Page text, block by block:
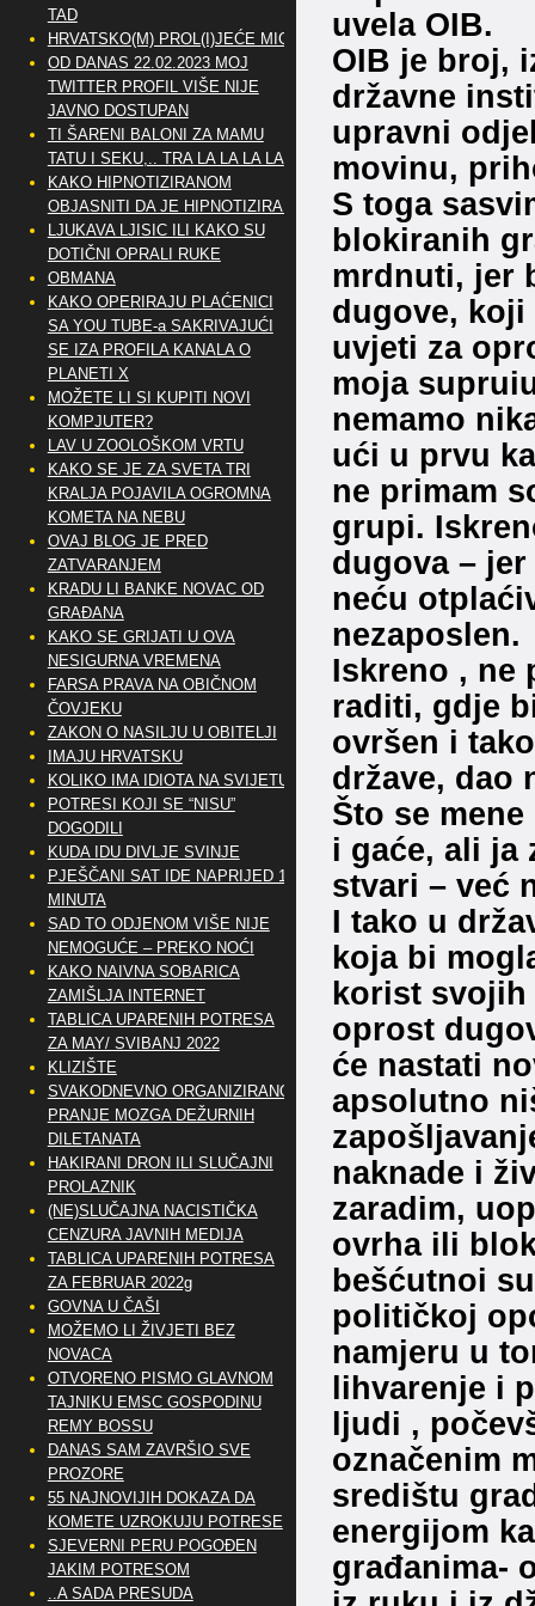
uvela OIB.
OIB je broj,
državne
upravni
movinu,
S toga
blokiranih
mrdnuti, jer
dugove,
uvjeti za
moja
nemamo
ući u prvu
ne primam
grupi.
dugova –
neću
nezaposlen.
Iskreno , ne
raditi, gdje
ovršen i
države, dao
Što se
i gaće, ali ja
stvari – već
I tako u
koja bi
korist svojih
oprost
će nastati
apsolutno
naknade i
zaradim,
ovrha ili
bešćutnoi
političkoj
namjeru u
lihvarenje i
ljudi ,
označenim
središtu
energijom
građanima-
TAD
HRVATSKO(M) PROL(I)JEĆE MIG
OD DANAS 22.02.2023 MOJ
TWITTER PROFIL VIŠE NIJE
JAVNO DOSTUPAN
TI ŠARENI BALONI ZA MAMU
TATU I SEKU,.. TRA LA LA LA LA
KAKO HIPNOTIZIRANOM
OBJASNITI DA JE HIPNOTIZIRAN
LJUKAVA LJISIC ILI KAKO SU
DOTIČNI OPRALI RUKE
OBMANA
KAKO OPERIRAJU PLAĆENICI
SA YOU TUBE-a SAKRIVAJUĆI
SE IZA PROFILA KANALA O
PLANETI X
MOŽETE LI SI KUPITI NOVI
KOMPJUTER?
LAV U ZOOLOŠKOM VRTU
KAKO SE JE ZA SVETA TRI
KRALJA POJAVILA OGROMNA
KOMETA NA NEBU
OVAJ BLOG JE PRED
ZATVARANJEM
KRADU LI BANKE NOVAC OD
GRAĐANA
KAKO SE GRIJATI U OVA
NESIGURNA VREMENA
FARSA PRAVA NA OBIČNOM
ČOVJEKU
ZAKON O NASILJU U OBITELJI
IMAJU HRVATSKU
KOLIKO IMA IDIOTA NA SVIJETU?
POTRESI KOJI SE “NISU”
DOGODILI
KUDA IDU DIVLJE SVINJE
PJEŠČANI SAT IDE NAPRIJED 10
MINUTA
SAD TO ODJENOM VIŠE NIJE
NEMOGUĆE – PREKO NOĆI
KAKO NAIVNA SOBARICA
ZAMIŠLJA INTERNET
TABLICA UPARENIH POTRESA
ZA MAY/ SVIBANJ 2022
KLIZIŠTE
SVAKODNEVNO ORGANIZIRANO
PRANJE MOZGA DEŽURNIH
DILETANATA
HAKIRANI DRON ILI SLUČAJNI
PROLAZNIK
(NE)SLUČAJNA NACISTIČKA
CENZURA JAVNIH MEDIJA
TABLICA UPARENIH POTRESA
ZA FEBRUAR 2022g
GOVNA U ČAŠI
MOŽEMO LI ŽIVJETI BEZ
NOVACA
OTVORENO PISMO GLAVNOM
TAJNIKU EMSC GOSPODINU
REMY BOSSU
DANAS SAM ZAVRŠIO SVE
PROZORE
55 NAJNOVIJIH DOKAZA DA
KOMETE UZROKUJU POTRESE
SJEVERNI PERU POGOĐEN
JAKIM POTRESOM
..A SADA PRESUDA